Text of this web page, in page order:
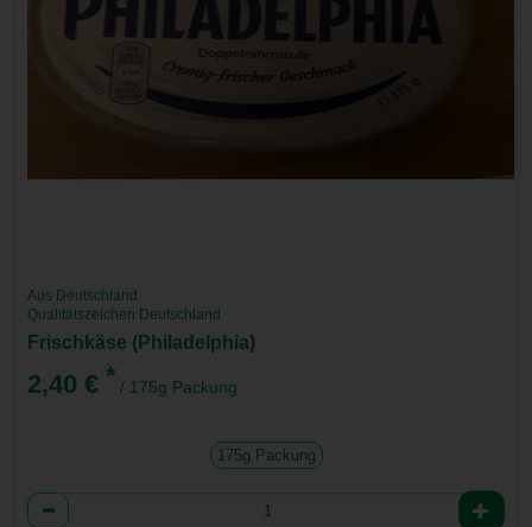
Aus Deutschland
Qualitätszeichen Deutschland
Frischkäse (Philadelphia)
2,40 € * / 175g Packung
175g Packung
Anzahl